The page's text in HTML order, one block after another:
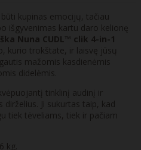
kupinas emocijų, tačiau
išgyvenimas kartu daro kelionę
Nuna CUDL™ clik 4-in-1
kurio trokštate, ir laisvę jūsų
mažomis kasdienėmis
didelėmis.
tinklinį audinį ir
Ji sukurtas taip, kad
tiek tėveliams, tiek ir pačiam
kg.